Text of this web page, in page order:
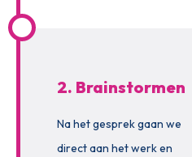
2. Brainstormen
Na het gesprek gaan we
direct aan het werk en